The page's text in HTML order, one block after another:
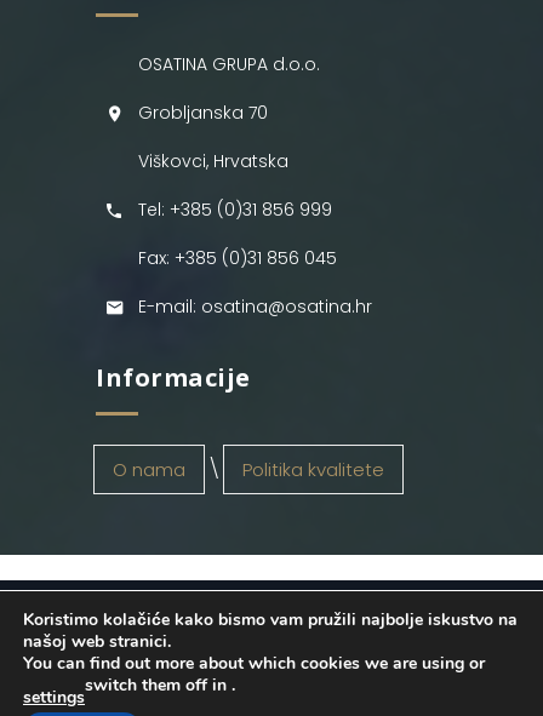
OSATINA GRUPA d.o.o.
Grobljanska 70
Viškovci, Hrvatska
Tel: +385 (0)31 856 999
Fax: +385 (0)31 856 045
E-mail: osatina@osatina.hr
Informacije
O nama Politika kvalitete
OSATINA GRUPA d.o.o. 2026
. Configured
byINFOS Osijek. Sva prava pridržana.
Koristimo kolačiće kako bismo vam pružili najbolje iskustvo na
našoj web stranici.
You can find out more about which cookies we are using or
switch them off in
settings
.